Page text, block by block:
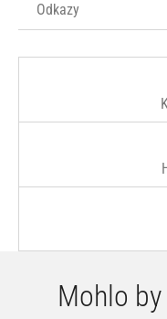
Odkazy
Mohlo